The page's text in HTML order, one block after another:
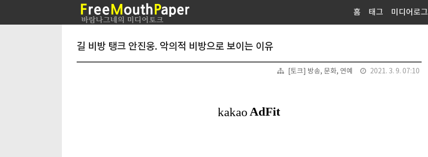
홈 태그 미디어로그
길 비방 탱크 안진웅. 악의적 비방으로 보이는 이유
[토크] 방송, 문화, 연예 2021. 3. 9. 07:10